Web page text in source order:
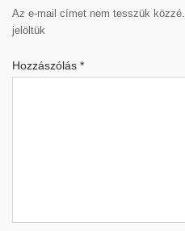
Az e-mail címet nem tesszük közzé.
jelöltük
Hozzászólás *